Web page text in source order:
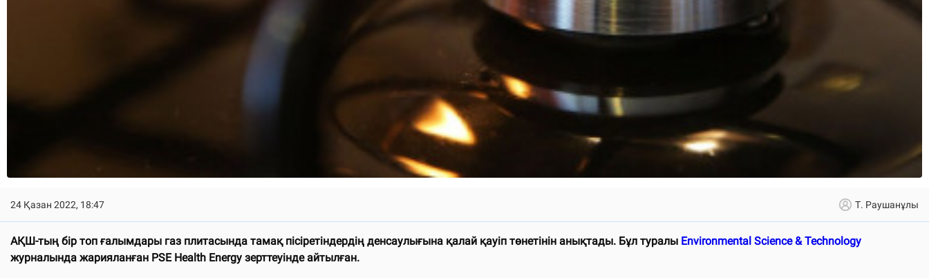
24 Қазан 2022, 18:47 Т. Раушанұлы
АҚШ-тың бір топ ғалымдары газ плитасында тамақ пісіретіндердің денсаулығына қалай қауіп төнетінін анықтады. Бұл туралы Environmental Science & Technology
журналында жарияланған PSE Health Energy зерттеуінде айтылған.